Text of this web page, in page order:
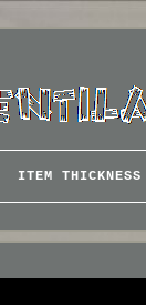
ITEM THICKNESS